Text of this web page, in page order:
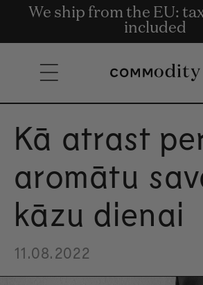
Skip to content
Bezmaksas piegāde
135 € un vairāk.
We ship from the EU:
included
Get rewards for
Kā atrast
aromātu
kāzu dienai
11.08.2022